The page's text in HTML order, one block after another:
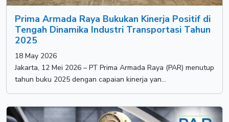
Prima Armada Raya Bukukan Kinerja Positif di
Tengah Dinamika Industri Transportasi Tahun
2025
18 May 2026
Jakarta, 12 Mei 2026 – PT Prima Armada Raya (PAR) menutup
tahun buku 2025 dengan capaian kinerja yan...